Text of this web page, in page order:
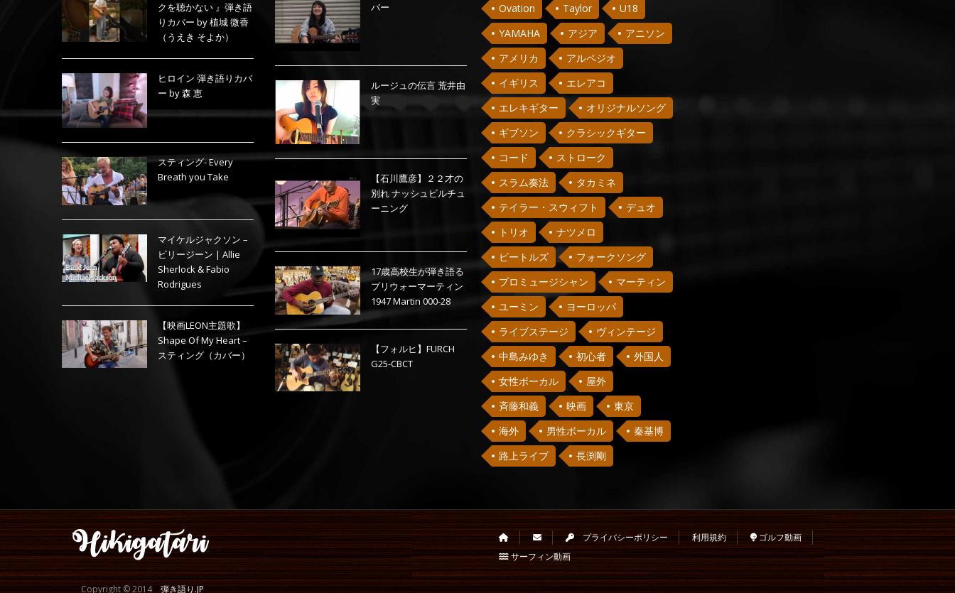
クを聴かない 』弾き語
りカバー by 植城 微香
（うえき そよか）
ヒロイン 弾き語りカバ
ー by 森 恵
スティング- Every
Breath you Take
マイケルジャクソン –
ビリージーン | Allie
Sherlock & Fabio
Rodrigues
【映画LEON主題歌】
Shape Of My Heart –
スティング（カバー）
バー
ルージュの伝言 荒井由
実
【石川鷹彦】２２才の
別れ ナッシュビルチュ
ーニング
17歳高校生が弾き語る
プリウォーマーティン
1947 Martin 000-28
【フォルヒ】FURCH
G25-CBCT
Ovation
Taylor
U18
YAMAHA
アジア
アニソン
アメリカ
アルペジオ
イギリス
エレアコ
エレキギター
オリジナルソング
ギブソン
クラシックギター
コード
ストローク
スラム奏法
タカミネ
テイラー・スウィフト
デュオ
トリオ
ナツメロ
ビートルズ
フォークソング
プロミュージシャン
マーティン
ユーミン
ヨーロッパ
ライブステージ
ヴィンテージ
中島みゆき
初心者
外国人
女性ボーカル
屋外
斉藤和義
映画
東京
海外
男性ボーカル
秦基博
路上ライブ
長渕剛
Copyright © 2014弾き語り.JP
プライバシーポリシー 利用規約
ゴルフ動画
サーフィン動画